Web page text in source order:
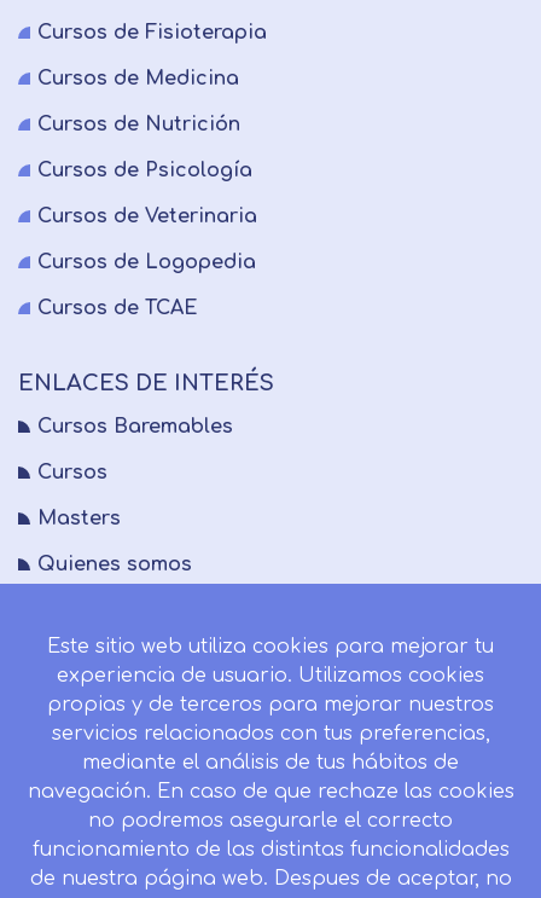
Cursos de Fisioterapia
Cursos de Medicina
Cursos de Nutrición
Cursos de Psicología
Cursos de Veterinaria
Cursos de Logopedia
Cursos de TCAE
ENLACES DE INTERÉS
Cursos Baremables
Cursos
Masters
Quienes somos
Blog
Mapa del sitio
Desistir contrato aquí
CONTACTO
Este sitio web utiliza cookies para mejorar tu
experiencia de usuario. Utilizamos cookies
propias y de terceros para mejorar nuestros
servicios relacionados con tus preferencias,
mediante el análisis de tus hábitos de
navegación. En caso de que rechaze las cookies
no podremos asegurarle el correcto
funcionamiento de las distintas funcionalidades
de nuestra página web. Despues de aceptar, no